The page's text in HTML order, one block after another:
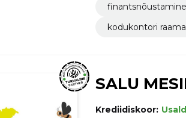
kodukontori
SALU
Krediidiskoor: